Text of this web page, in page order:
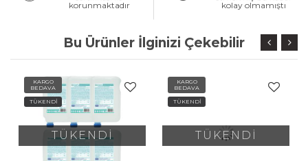
korunmaktadır
kolay olmamıştı
Bu Ürünler İlginizi Çekebilir
KARGO
BEDAVA
TÜKENDİ
TÜKENDİ
KARGO
BEDAVA
TÜKENDİ
TÜKENDİ